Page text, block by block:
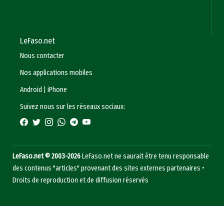
LeFaso.net
Nous contacter
Nos applications mobiles
Android
|iPhone
Suivez nous sur les réseaux sociaux:
LeFaso.net © 2003-2026LeFaso.net ne saurait être tenu responsable
des contenus "articles" provenant des sites externes partenaires •
Droits de reproduction et de diffusion réservés